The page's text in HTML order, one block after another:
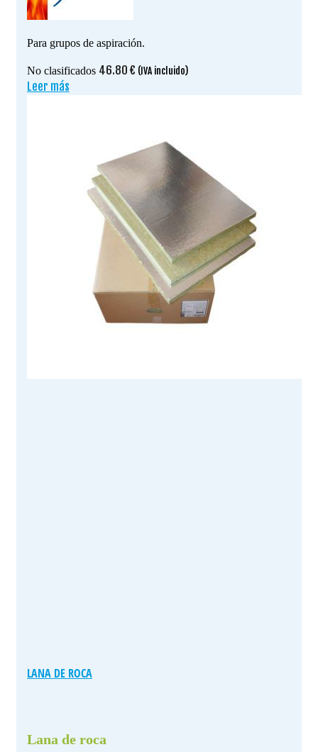
Para grupos de aspiración.
No clasificados 46.80 € (IVA incluido)
Leer más
LANA DE ROCA
Lana de roca